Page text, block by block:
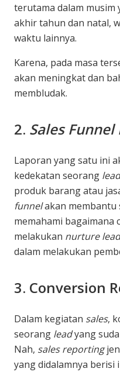
terutama dalam musim
akhir tahun dan natal,
waktu lainnya.
Karena, pada masa
akan meningkat dan
membludak.
2. Sales Funnel
Laporan yang satu ini
kedekatan seorang lead
produk barang atau
funnelakan membantu
memahami bagaimana
melakukan nurture lead
dalam melakukan
3. Conversion
Dalam kegiatan sales,
seorang leadyang
Nah, sales reporting
yang didalamnya